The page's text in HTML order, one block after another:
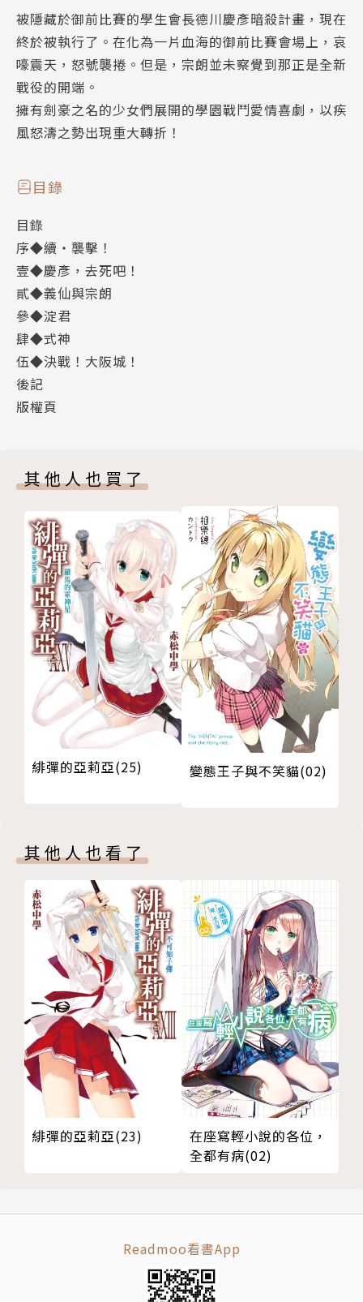
被隱藏於御前比賽的學生會長德川慶彥暗殺計畫，現在
終於被執行了。在化為一片血海的御前比賽會場上，哀
嚎震天，怒號襲捲。但是，宗朗並未察覺到那正是全新
戰役的開端。
擁有劍豪之名的少女們展開的學園戰鬥愛情喜劇，以疾
風怒濤之勢出現重大轉折！
目錄
目錄
序◆續‧襲擊！
壹◆慶彥，去死吧！
貳◆義仙與宗朗
參◆淀君
肆◆式神
伍◆決戰！大阪城！
後記
版權頁
其他人也買了
緋彈的亞莉亞(25) 變態王子與不笑貓(02)
其他人也看了
緋彈的亞莉亞(23)
在座寫輕小說的各位，
全都有病(02)
Readmoo看書App